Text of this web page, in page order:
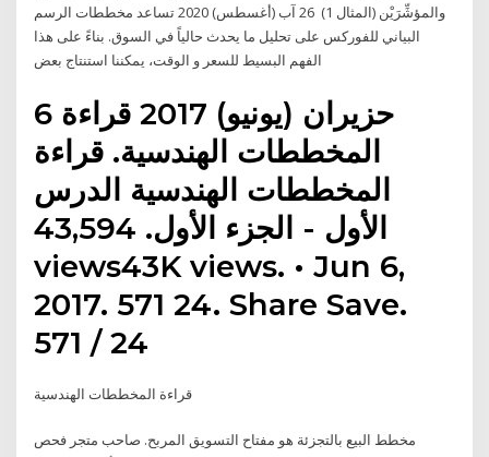
والمؤشِّرَيْن (المثال 1) 26 آب (أغسطس) 2020 تساعد مخططات الرسم
البياني للفوركس على تحليل ما يحدث حالياً في السوق. بناءً على هذا
6 حزيران (يونيو) 2017 قراءة
المخططات الهندسية. قراءة
المخططات الهندسية الدرس
الأول - الجزء الأول. 43,594
views43K views. • Jun 6,
2017. 571 24. Share Save.
571 / 24
قراءة المخططات الهندسية
مخطط البيع بالتجزئة هو مفتاح التسويق المربح. صاحب متجر فحص